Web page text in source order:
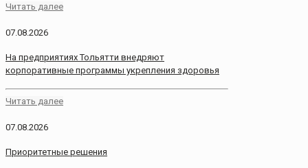
Читать далее
07.08.2026
На предприятиях Тольятти внедряют
корпоративные программы укрепления здоровья
Читать далее
07.08.2026
Приоритетные решения